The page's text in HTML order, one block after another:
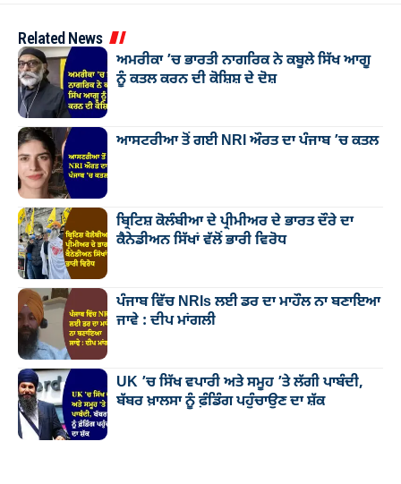
Related News
ਅਮਰੀਕਾ ’ਚ ਭਾਰਤੀ ਨਾਗਰਿਕ ਨੇ ਕਬੂਲੇ ਸਿੱਖ ਆਗੂ
ਨੂੰ ਕਤਲ ਕਰਨ ਦੀ ਕੋਸ਼ਿਸ਼ ਦੇ ਦੋਸ਼
ਆਸਟਰੀਆ ਤੋਂ ਗਈ NRI ਔਰਤ ਦਾ ਪੰਜਾਬ ’ਚ ਕਤਲ
ਬ੍ਰਿਟਿਸ਼ ਕੋਲੰਬੀਆ ਦੇ ਪ੍ਰੀਮੀਅਰ ਦੇ ਭਾਰਤ ਦੌਰੇ ਦਾ
ਕੈਨੇਡੀਅਨ ਸਿੱਖਾਂ ਵੱਲੋਂ ਭਾਰੀ ਵਿਰੋਧ
ਪੰਜਾਬ ਵਿੱਚ NRIs ਲਈ ਡਰ ਦਾ ਮਾਹੌਲ ਨਾ ਬਣਾਇਆ
ਜਾਵੇ : ਦੀਪ ਮਾਂਗਲੀ
UK ’ਚ ਸਿੱਖ ਵਪਾਰੀ ਅਤੇ ਸਮੂਹ ’ਤੇ ਲੱਗੀ ਪਾਬੰਦੀ,
ਬੱਬਰ ਖ਼ਾਲਸਾ ਨੂੰ ਫ਼ੰਡਿੰਗ ਪਹੁੰਚਾਉਣ ਦਾ ਸ਼ੱਕ